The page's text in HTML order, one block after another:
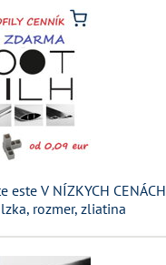
V NÍZKYCH CENÁCH
rozmer, zliatina